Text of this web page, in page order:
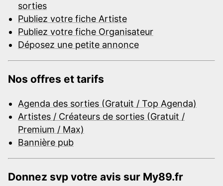
sorties
Publiez votre fiche Artiste
Publiez votre fiche Organisateur
Déposez une petite annonce
Nos offres et tarifs
Agenda des sorties (Gratuit / Top Agenda)
Artistes / Créateurs de sorties (Gratuit /
Premium / Max)
Bannière pub
Donnez svp votre avis sur My89.fr